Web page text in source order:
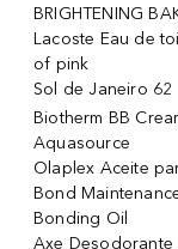
BRIGHTENING
Lacoste Eau de
of pink
Sol de Janeiro 62
Biotherm BB
Aquasource
Olaplex Aceite
Bond
Bonding Oil
Axe Desodorante